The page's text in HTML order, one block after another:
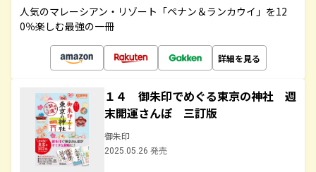
人気のマレーシアン・リゾート「ペナン＆ランカウイ」を12
0％楽しむ最強の一冊
詳細を見る
１４ 御朱印でめぐる東京の神社 週
末開運さんぽ 三訂版
御朱印
2025.05.26 発売